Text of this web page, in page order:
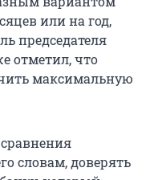
или на год,
председателя
отметил, что
максимальную
словам, доверять